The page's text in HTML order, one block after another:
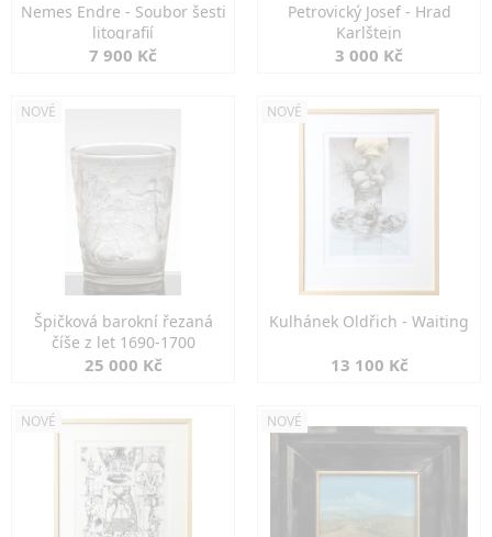
Nemes Endre - Soubor šesti
litografií
7 900 Kč
Petrovický Josef - Hrad
Karlštejn
3 000 Kč
NOVÉ
Špičková barokní řezaná
číše z let 1690-1700
25 000 Kč
NOVÉ
Kulhánek Oldřich - Waiting
13 100 Kč
NOVÉ NOVÉ